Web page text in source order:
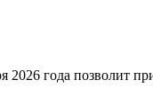
года позволит